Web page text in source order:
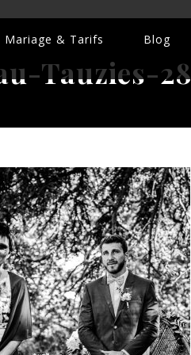
Mariage & Tarifs Blog
Tauzies-28